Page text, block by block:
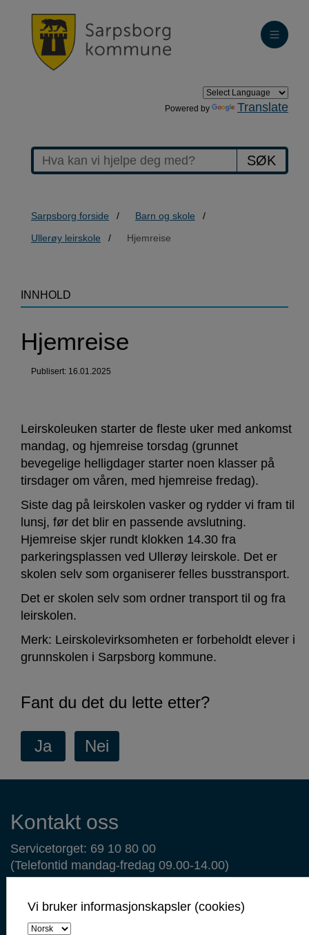
Powered by Translate
SØK
Sarpsborg forside
Barn og skole
Ullerøy leirskole
Hjemreise
>Hjemreise
INNHOLD
Hjemreise
Publisert: 16.01.2025
Leirskoleuken starter de fleste uker med ankomst
mandag, og hjemreise torsdag (grunnet
bevegelige helligdager starter noen klasser på
tirsdager om våren, med hjemreise fredag).
Siste dag på leirskolen vasker og rydder vi fram til
lunsj, før det blir en passende avslutning.
Hjemreise skjer rundt klokken 14.30 fra
parkeringsplassen ved Ullerøy leirskole. Det er
skolen selv som organiserer felles busstransport.
Det er skolen selv som ordner transport til og fra
leirskolen.
Merk: Leirskolevirksomheten er forbeholdt elever i
grunnskolen i Sarpsborg kommune.
Fant du det du lette etter?
Kontaktinformasjon
Kontakt oss
Servicetorget: 69 10 80 00
(Telefontid mandag-fredag 09.00-14.00)
postmottak@sarpsborg.com
Vi bruker informasjonskapsler (cookies)